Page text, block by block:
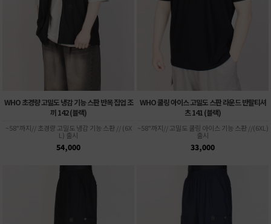
WHO 초경량 고밀도 냉감 기능 스판 반목 집업 조
끼 142 (블랙)
~58"까지// 초경량 고밀도 냉감 기능 스판 // (6X
L) 출시
54,000
WHO 쿨링 아이스 고밀도 스판 라운드 반팔티셔
츠 141 (블랙)
~58"까지// 고밀도 쿨링 아이스 기능 스판 //(6XL)
출시
33,000